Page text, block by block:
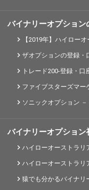
バイナリーオプション
【2019年】ハイロー
ザオプションの登録・
トレード200-登録・口
ファイブスターズマー
ソニックオプション
バイナリーオプション
ハイローオーストラリ
ハイローオーストラリ
猿でも分かるバイナリ